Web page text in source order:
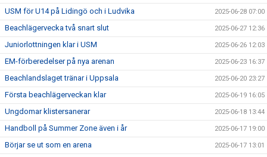
USM för U14 på Lidingö och i Ludvika 2025-06-28 07:00
Beachlägervecka två snart slut 2025-06-27 12:36
Juniorlottningen klar i USM 2025-06-26 12:03
EM-förberedelser på nya arenan 2025-06-23 16:37
Beachlandslaget tränar i Uppsala 2025-06-20 23:27
Första beachlägerveckan klar 2025-06-19 16:05
Ungdomar klistersanerar 2025-06-18 13:44
Handboll på Summer Zone även i år 2025-06-17 19:00
Börjar se ut som en arena 2025-06-17 13:01